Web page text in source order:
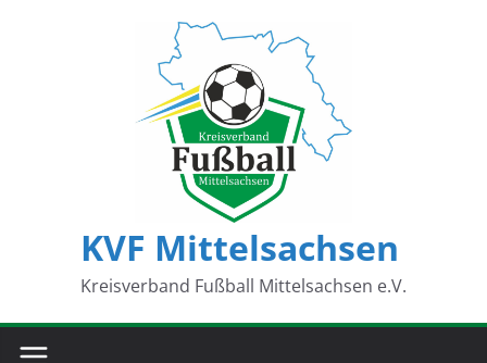
KVF Mittelsachsen
Kreisverband Fußball Mittelsachsen e.V.